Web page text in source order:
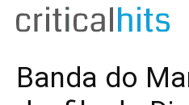
Banda do